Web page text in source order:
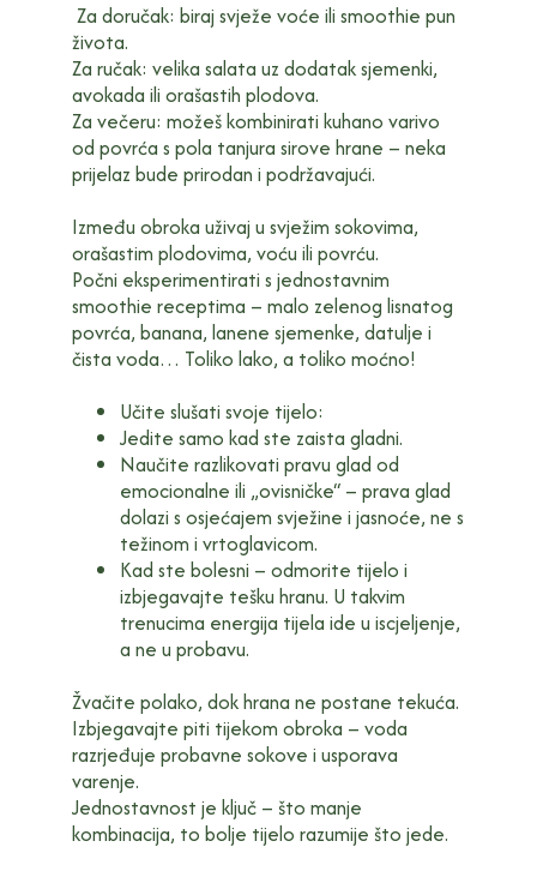
Za doručak: biraj svježe voće ili smoothie pun
života.
Za ručak: velika salata uz dodatak sjemenki,
avokada ili orašastih plodova.
Za večeru: možeš kombinirati kuhano varivo
od povrća s pola tanjura sirove hrane – neka
prijelaz bude prirodan i podržavajući.
Između obroka uživaj u svježim sokovima,
orašastim plodovima, voću ili povrću.
Počni eksperimentirati s jednostavnim
smoothie receptima – malo zelenog lisnatog
povrća, banana, lanene sjemenke, datulje i
čista voda… Toliko lako, a toliko moćno!
Učite slušati svoje tijelo:
Jedite samo kad ste zaista gladni.
Naučite razlikovati pravu glad od
emocionalne ili „ovisničke“ – prava glad
dolazi s osjećajem svježine i jasnoće, ne s
težinom i vrtoglavicom.
Kad ste bolesni – odmorite tijelo i
izbjegavajte tešku hranu. U takvim
trenucima energija tijela ide u iscjeljenje,
a ne u probavu.
Žvačite polako, dok hrana ne postane tekuća.
Izbjegavajte piti tijekom obroka – voda
razrjeđuje probavne sokove i usporava
varenje.
Jednostavnost je ključ – što manje
kombinacija, to bolje tijelo razumije što jede.